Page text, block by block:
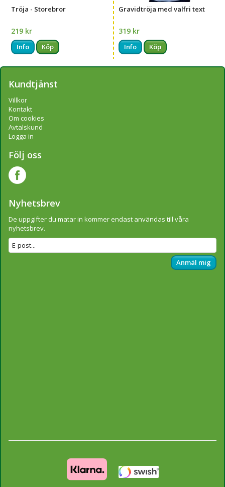
Tröja - Storebror
219 kr
Info Köp
Gravidtröja med valfri text
319 kr
Info Köp
Kundtjänst
Villkor
Kontakt
Om cookies
Avtalskund
Logga in
Följ oss
Nyhetsbrev
De uppgifter du matar in kommer endast användas till våra
nyhetsbrev.
Anmäl mig